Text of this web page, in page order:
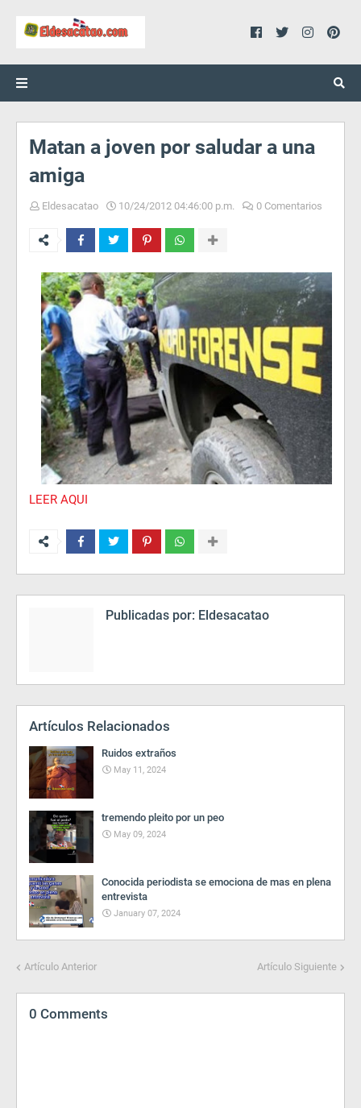
Matan a joven por saludar a una
amiga
Eldesacatao 10/24/2012 04:46:00 p.m. 0 Comentarios
LEER AQUI
Publicadas por: Eldesacatao
Artículos Relacionados
Ruidos extraños
May 11, 2024
tremendo pleito por un peo
May 09, 2024
Conocida periodista se emociona de mas en plena
entrevista
January 07, 2024
Artículo Anterior Artículo Siguiente
0 Comments